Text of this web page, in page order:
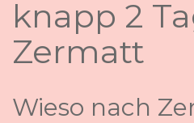
knapp 2
Zermatt
Wieso nach